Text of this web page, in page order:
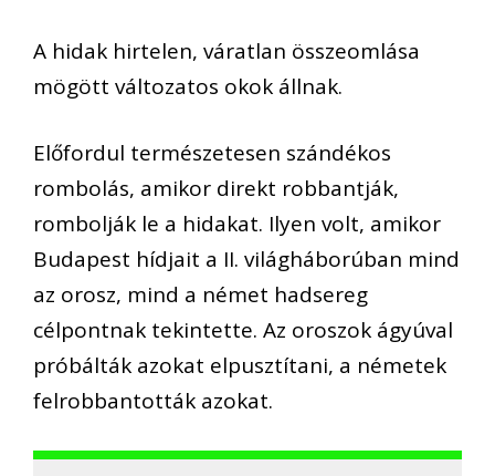
A hidak hirtelen, váratlan összeomlása
mögött változatos okok állnak.
Előfordul természetesen szándékos
rombolás, amikor direkt robbantják,
rombolják le a hidakat. Ilyen volt, amikor
Budapest hídjait a II. világháborúban mind
az orosz, mind a német hadsereg
célpontnak tekintette. Az oroszok ágyúval
próbálták azokat elpusztítani, a németek
felrobbantották azokat.